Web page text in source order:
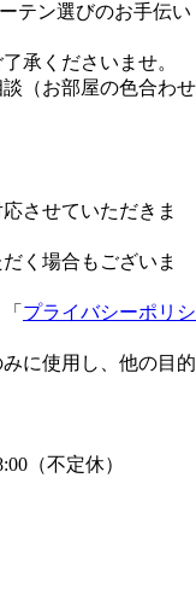
テン選びのお手伝い
承くださいませ。
（お部屋の色合わせ
させていただきま
く場合もございま
プライバシーポリシ
に使用し、他の目的
（不定休）